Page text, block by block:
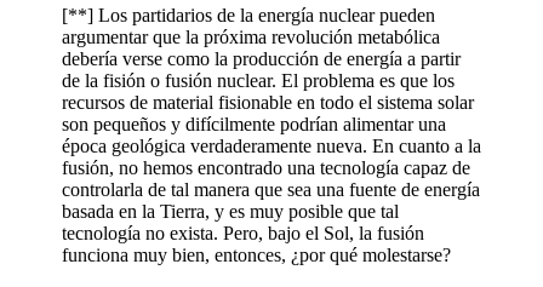
[**] Los partidarios de la energía nuclear pueden
argumentar que la próxima revolución metabólica
debería verse como la producción de energía a partir
de la fisión o fusión nuclear. El problema es que los
recursos de material fisionable en todo el sistema solar
son pequeños y difícilmente podrían alimentar una
época geológica verdaderamente nueva. En cuanto a la
fusión, no hemos encontrado una tecnología capaz de
controlarla de tal manera que sea una fuente de energía
basada en la Tierra, y es muy posible que tal
tecnología no exista. Pero, bajo el Sol, la fusión
funciona muy bien, entonces, ¿por qué molestarse?